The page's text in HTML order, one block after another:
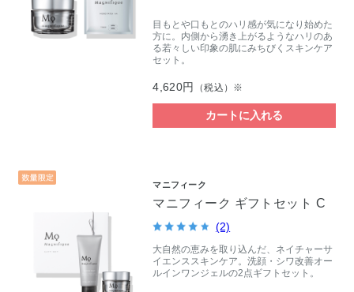
目もとや口もとのハリ感が気になり始めた
方に。内側から湧き上がるようなハリのあ
る若々しい印象の肌にみちびくスキンケア
セット。
4,620円 （税込）※
カートに入れる
マニフィーク
マニフィーク ギフトセット C
(2)
大自然の恵みを取り込んだ、ネイチャーサ
イエンススキンケア。洗顔・シワ改善オー
ルインワンジェルの2点ギフトセット。